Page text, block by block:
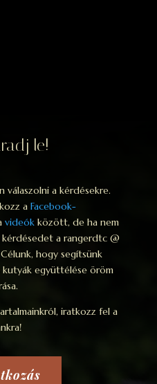
le!
válaszolni a kérdésekre.
aFacebook-
videók között, de ha nem
a rangerdtc @
hogy segítsünk
kutyák együttélése öröm
iratkozz fel a